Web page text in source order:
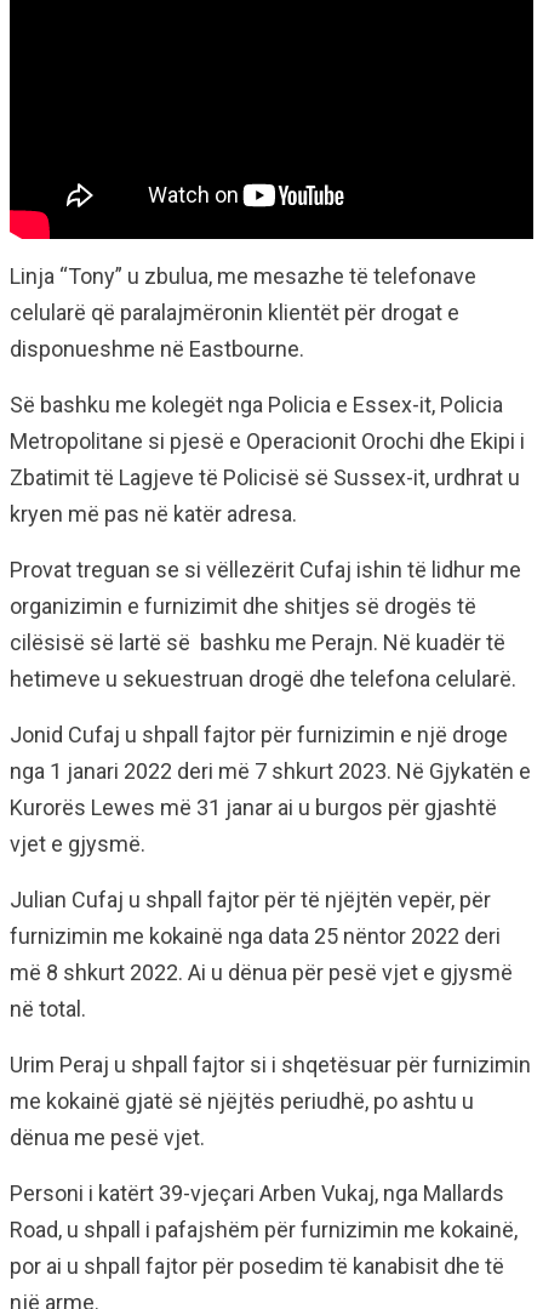
Linja “Tony” u zbulua, me mesazhe të telefonave
celularë që paralajmëronin klientët për drogat e
disponueshme në Eastbourne.
Së bashku me kolegët nga Policia e Essex-it, Policia
Metropolitane si pjesë e Operacionit Orochi dhe Ekipi i
Zbatimit të Lagjeve të Policisë së Sussex-it, urdhrat u
kryen më pas në katër adresa.
Provat treguan se si vëllezërit Cufaj ishin të lidhur me
organizimin e furnizimit dhe shitjes së drogës të
cilësisë ​​së lartë së bashku me Perajn. Në kuadër të
hetimeve u sekuestruan drogë dhe telefona celularë.
Jonid Cufaj u shpall fajtor për furnizimin e një droge ​​
nga 1 janari 2022 deri më 7 shkurt 2023. Në Gjykatën e
Kurorës Lewes më 31 janar ai u burgos për gjashtë
vjet e gjysmë.
Julian Cufaj u shpall fajtor për të njëjtën vepër, për
furnizimin me kokainë nga data 25 nëntor 2022 deri
më 8 shkurt 2022. Ai u dënua për pesë vjet e gjysmë
në total.
Urim Peraj u shpall fajtor si i shqetësuar për furnizimin
me kokainë gjatë së njëjtës periudhë, po ashtu u
dënua me pesë vjet.
Personi i katërt 39-vjeçari Arben Vukaj, nga Mallards
Road, u shpall i pafajshëm për furnizimin me kokainë,
por ai u shpall fajtor për posedim të kanabisit dhe të
një arme.